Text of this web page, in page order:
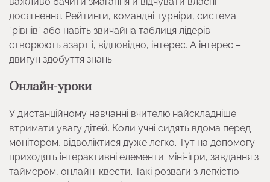
досягнення. Рейтинги, командні турніри, система
“рівнів” або навіть звичайна таблиця лідерів
створюють азарт і, відповідно, інтерес. А інтерес –
двигун здобуття знань.
Онлайн-уроки
У дистанційному навчанні вчителю найскладніше
втримати увагу дітей. Коли учні сидять вдома перед
монітором, відволіктися дуже легко. Тут на допомогу
приходять інтерактивні елементи: міні-ігри, завдання з
таймером, онлайн-квести. Такі розваги з легкістю